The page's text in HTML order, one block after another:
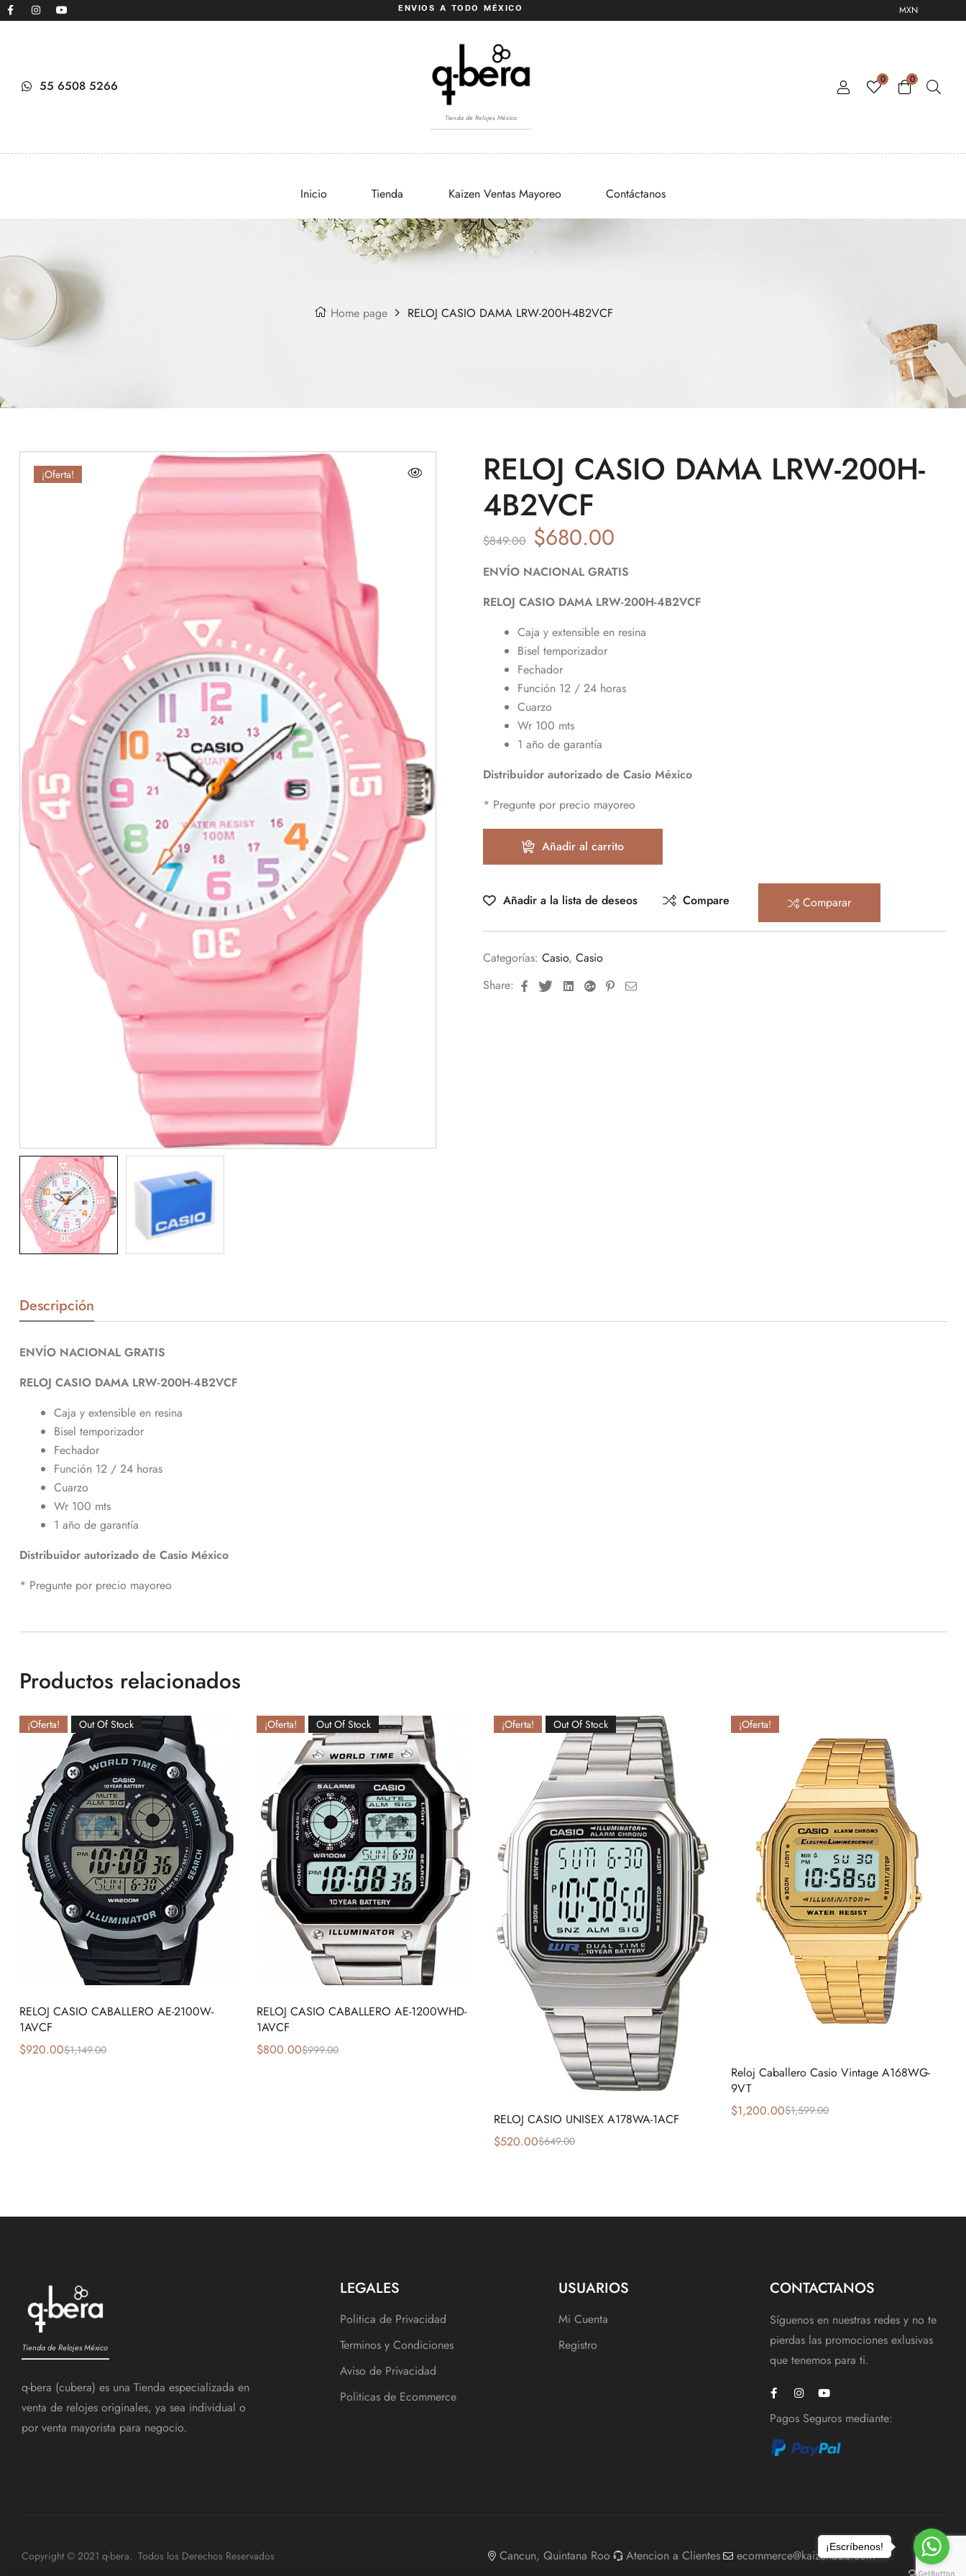
ENVIOS A TODO MÉXICO MXN
55 6508 5266
Tienda de Relojes México
0 0
Inicio Tienda Kaizen Ventas Mayoreo Contáctanos
Home page RELOJ CASIO DAMA LRW-200H-4B2VCF
¡Oferta!
RELOJ CASIO DAMA LRW-200H-
4B2VCF
$849.00 $680.00
ENVÍO NACIONAL GRATIS
RELOJ CASIO DAMA LRW-200H-4B2VCF
Caja y extensible en resina
Bisel temporizador
Fechador
Función 12 / 24 horas
Cuarzo
Wr 100 mts
1 año de garantía
Distribuidor autorizado de Casio México
* Pregunte por precio mayoreo
Añadir al carrito
Añadir a la lista de deseos Compare Comparar
Categorías: Casio, Casio
Share:
FacebookTwitterLinkedinGoogle+Pinterest
Email
Descripción
ENVÍO NACIONAL GRATIS
RELOJ CASIO DAMA LRW-200H-4B2VCF
Caja y extensible en resina
Bisel temporizador
Fechador
Función 12 / 24 horas
Cuarzo
Wr 100 mts
1 año de garantía
Distribuidor autorizado de Casio México
* Pregunte por precio mayoreo
Productos relacionados
¡Oferta! Out Of Stock
RELOJ CASIO CABALLERO AE-2100W-
1AVCF
$1,149.00
$920.00
¡Oferta! Out Of Stock
RELOJ CASIO CABALLERO AE-1200WHD-
1AVCF
$999.00
$800.00
¡Oferta! Out Of Stock
RELOJ CASIO UNISEX A178WA-1ACF
$649.00
$520.00
¡Oferta!
Reloj Caballero Casio Vintage A168WG-
9VT
$1,599.00
$1,200.00
Tienda de Relojes México
q-bera (cubera) es una Tienda especializada en
venta de relojes originales, ya sea individual o
por venta mayorista para negocio.
LEGALES
Politica de Privacidad
Terminos y Condiciones
Aviso de Privacidad
Politicas de Ecommerce
USUARIOS
Mi Cuenta
Registro
CONTACTANOS
Síguenos en nuestras redes y no te
pierdas las promociones exlusivas
que tenemos para ti.
Pagos Seguros mediante:
Copyright © 2021 q-bera. Todos los Derechos Reservados Cancun, Quintana Roo Atencion a Clientes ecommerce@kaizenb2b.com
¡Escríbenos!